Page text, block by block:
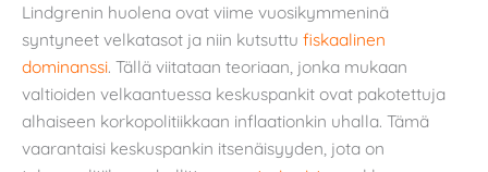
Lindgrenin huolena ovat viime vuosikymmeninä
syntyneet velkatasot ja niin kutsuttu fiskaalinen
dominanssi. Tällä viitataan teoriaan, jonka mukaan
valtioiden velkaantuessa keskuspankit ovat pakotettuja
alhaiseen korkopolitiikkaan inflaationkin uhalla. Tämä
vaarantaisi keskuspankin itsenäisyyden, jota on